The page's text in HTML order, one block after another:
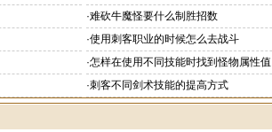
·难砍牛魔怪要什么制胜招数
·使用刺客职业的时候怎么去战斗
·怎样在使用不同技能时找到怪物属性值
·刺客不同剑术技能的提高方式